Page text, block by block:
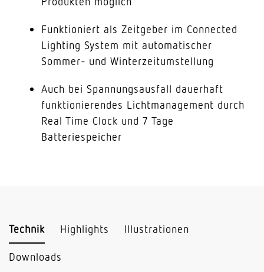
Funktioniert als Zeitgeber im Connected
Lighting System mit automatischer
Sommer- und Winterzeitumstellung
Auch bei Spannungsausfall dauerhaft
funktionierendes Lichtmanagement durch
Real Time Clock und 7 Tage
Batteriespeicher
Technik Highlights Illustrationen
Downloads